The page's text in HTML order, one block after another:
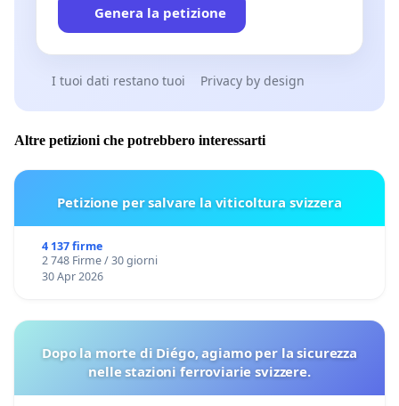
Genera la petizione
I tuoi dati restano tuoi Privacy by design
Altre petizioni che potrebbero interessarti
Petizione per salvare la viticoltura svizzera
4 137 firme
2 748 Firme / 30 giorni
30 Apr 2026
Dopo la morte di Diégo, agiamo per la sicurezza
nelle stazioni ferroviarie svizzere.